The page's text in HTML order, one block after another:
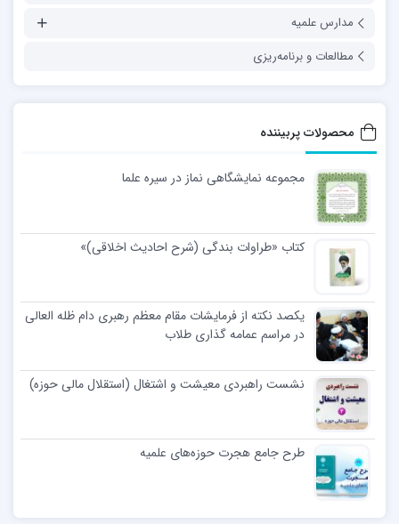
مدارس علمیه
مطالعات و برنامه‌ریزی
محصولات پربیننده
مجموعه نمایشگاهی نماز در سیره علما
کتاب «طراوات بندگی (شرح احادیث اخلاقی)»
یکصد نکته از فرمایشات مقام معظم رهبری دام ظله العالی
در مراسم عمامه گذاری طلاب
نشست راهبردی معیشت و اشتغال (استقلال مالی حوزه)
طرح جامع هجرت حوزه‌های علمیه